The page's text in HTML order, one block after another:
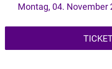
Montag, 04. November